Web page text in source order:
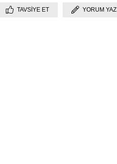
TAVSIYE ET YORUM YAZ